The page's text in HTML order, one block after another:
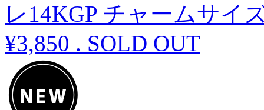
レ14KGP チャームサイ
¥3,850 . SOLD OUT